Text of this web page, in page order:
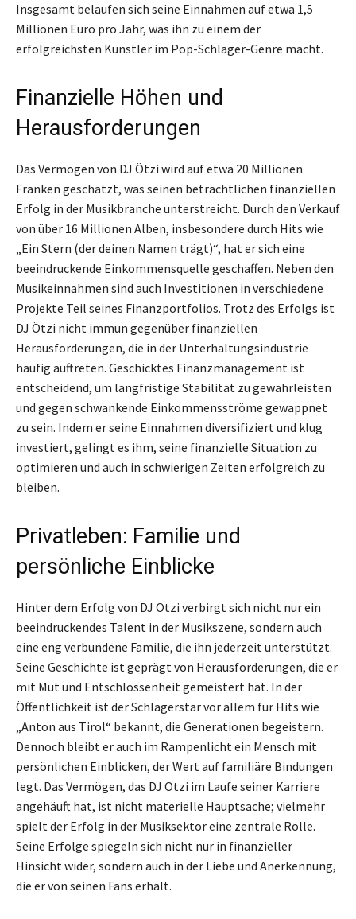
Insgesamt belaufen sich seine Einnahmen auf etwa 1,5
Millionen Euro pro Jahr, was ihn zu einem der
erfolgreichsten Künstler im Pop-Schlager-Genre macht.
Finanzielle Höhen und
Herausforderungen
Das Vermögen von DJ Ötzi wird auf etwa 20 Millionen
Franken geschätzt, was seinen beträchtlichen finanziellen
Erfolg in der Musikbranche unterstreicht. Durch den Verkauf
von über 16 Millionen Alben, insbesondere durch Hits wie
„Ein Stern (der deinen Namen trägt)“, hat er sich eine
beeindruckende Einkommensquelle geschaffen. Neben den
Musikeinnahmen sind auch Investitionen in verschiedene
Projekte Teil seines Finanzportfolios. Trotz des Erfolgs ist
DJ Ötzi nicht immun gegenüber finanziellen
Herausforderungen, die in der Unterhaltungsindustrie
häufig auftreten. Geschicktes Finanzmanagement ist
entscheidend, um langfristige Stabilität zu gewährleisten
und gegen schwankende Einkommensströme gewappnet
zu sein. Indem er seine Einnahmen diversifiziert und klug
investiert, gelingt es ihm, seine finanzielle Situation zu
optimieren und auch in schwierigen Zeiten erfolgreich zu
bleiben.
Privatleben: Familie und
persönliche Einblicke
Hinter dem Erfolg von DJ Ötzi verbirgt sich nicht nur ein
beeindruckendes Talent in der Musikszene, sondern auch
eine eng verbundene Familie, die ihn jederzeit unterstützt.
Seine Geschichte ist geprägt von Herausforderungen, die er
mit Mut und Entschlossenheit gemeistert hat. In der
Öffentlichkeit ist der Schlagerstar vor allem für Hits wie
„Anton aus Tirol“ bekannt, die Generationen begeistern.
Dennoch bleibt er auch im Rampenlicht ein Mensch mit
persönlichen Einblicken, der Wert auf familiäre Bindungen
legt. Das Vermögen, das DJ Ötzi im Laufe seiner Karriere
angehäuft hat, ist nicht materielle Hauptsache; vielmehr
spielt der Erfolg in der Musiksektor eine zentrale Rolle.
Seine Erfolge spiegeln sich nicht nur in finanzieller
Hinsicht wider, sondern auch in der Liebe und Anerkennung,
die er von seinen Fans erhält.